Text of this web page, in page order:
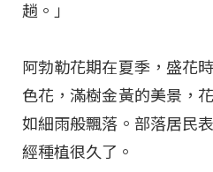
趟。」
阿勃勒花期在夏季，盛花
色花，滿樹金黃的美景，
如細雨般飄落。部落居民
經種植很久了。